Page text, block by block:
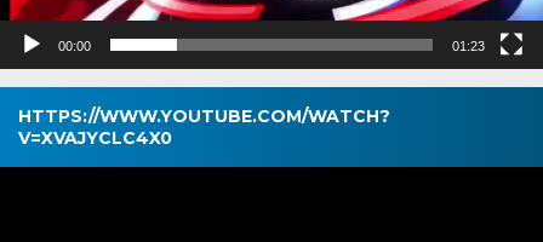
00:00 01:23
HTTPS://WWW.YOUTUBE.COM/WATCH?
V=XVAJYCLC4X0
Pemutar